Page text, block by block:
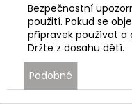
Bezpečnostní
použití. Pokud se
přípravek používat a
Držte z dosahu dětí.
Podobné